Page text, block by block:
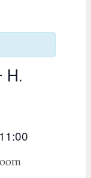
H.
11:00